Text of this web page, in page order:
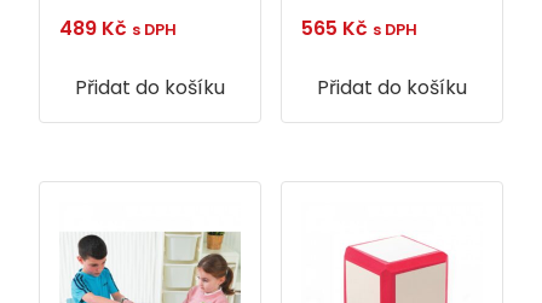
489 Kč s DPH
Přidat do košíku
565 Kč s DPH
Přidat do košíku